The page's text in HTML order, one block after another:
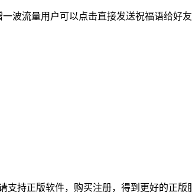
波流量用户可以点击直接发送祝福语给好
支持正版软件，购买注册，得到更好的正版